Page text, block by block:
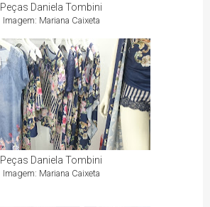
Peças Daniela Tombini
Imagem: Mariana Caixeta
Peças Daniela Tombini
Imagem: Mariana Caixeta